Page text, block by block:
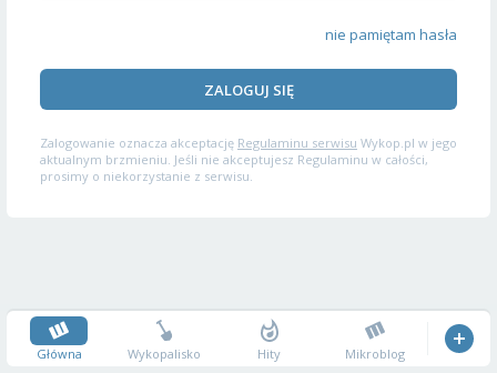
nie pamiętam hasła
ZALOGUJ SIĘ
Zalogowanie oznacza akceptację Regulaminu serwisu Wykop.pl w jego
aktualnym brzmieniu. Jeśli nie akceptujesz Regulaminu w całości,
prosimy o niekorzystanie z serwisu.
Główna Wykopalisko Hity Mikroblog